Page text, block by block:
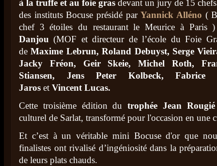
à la truffe et au foie gras devant un jury de 15
des instituts Bocuse présidé parYannick Alléno (
chef 3 étoiles du restaurant le Meurice à
Danjou (MOF et directeur de l’école du Foie
de Maxime Lebrun, Roland Debuyst, Serge
Jacky Fréon, Geir Skeie, Michel Roth,
Stiansen, Jens Peter Kolbeck, Fabrice
Jaros et Vincent Lucas.
Cette troisième édition dutrophée Jean Rougié
culturel de Sarlat, transformé pour l'occasion en une
Et c’est à un véritable mini Bocuse d'or que
finalistes ont rivalisé d’ingéniosité dans la
de leurs plats chauds.